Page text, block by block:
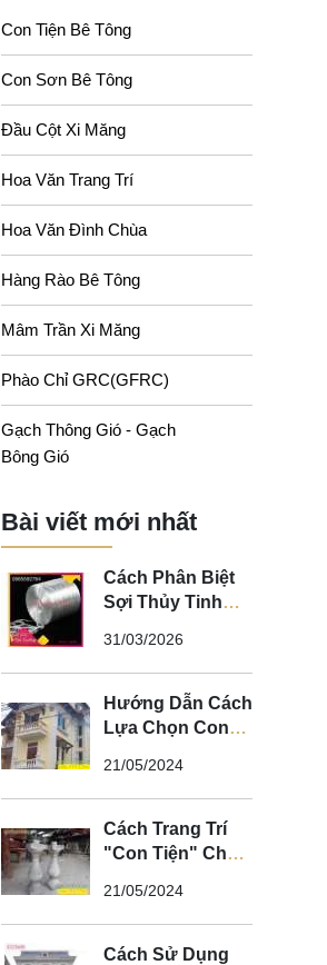
Con Tiện Bê Tông
Con Sơn Bê Tông
Đầu Cột Xi Măng
Hoa Văn Trang Trí
Hoa Văn Đình Chùa
Hàng Rào Bê Tông
Mâm Trần Xi Măng
Phào Chỉ GRC(GFRC)
Gạch Thông Gió - Gạch
Bông Gió
Bài viết mới nhất
Cách Phân Biệt
Sợi Thủy Tinh
Sợi Thủy Tinh
Không Kháng
Kiềm
31/03/2026
Hướng Dẫn Cách
Lựa Chọn Con
Cho Lan Can
21/05/2024
Cách Trang Trí
"Con Tiện" Cho
Thự Tân Cổ Điển
21/05/2024
Cách Sử Dụng